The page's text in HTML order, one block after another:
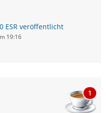
ESR veröffentlicht
19:16
1